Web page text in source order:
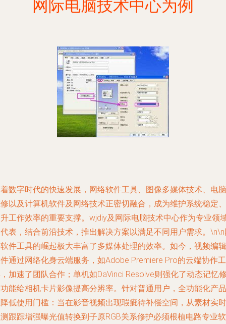
网际电脑技术中心为例
数字时代的快速发展，网络软件工具、图像多媒体技术、电脑
以及计算机软件及网络技术正密切融合，成为维护系统稳定、
工作效率的重要支撑。wjdiy及网际电脑技术中心作为专业领
表，结合前沿技术，推出解决方案以满足不同用户需求。
件工具的崛起极大丰富了多媒体处理的效率。如今，视频编辑
通过网络化身云端服务，如Adobe Premiere Pro的云端协作工
加速了团队合作；单机如DaVinci Resolve则强化了动态记忆
能给相机卡片影像提高分辨率。针对普通用户，全功能化产品
低使用门槛：当在影音视频出现瑕疵待补偿空间，从素材实时
跟踪增强曝光值转换到子原RGB关系修护必须根植电路专业软